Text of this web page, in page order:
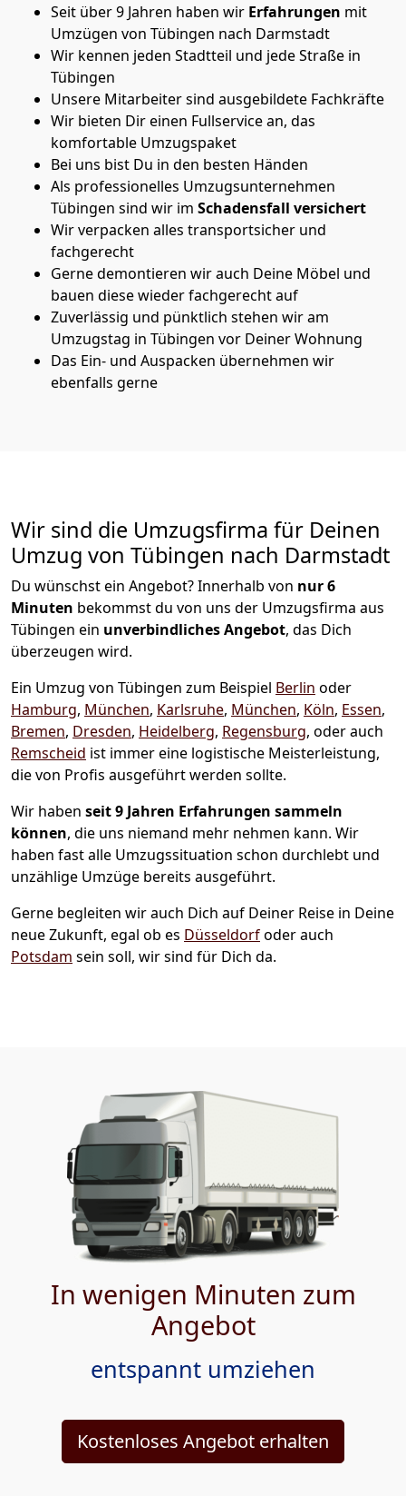
Seit über 9 Jahren haben wir Erfahrungen mit
Umzügen von Tübingen nach Darmstadt
Wir kennen jeden Stadtteil und jede Straße in
Tübingen
Unsere Mitarbeiter sind ausgebildete Fachkräfte
Wir bieten Dir einen Fullservice an, das
komfortable Umzugspaket
Bei uns bist Du in den besten Händen
Als professionelles Umzugsunternehmen
Tübingen sind wir im Schadensfall versichert
Wir verpacken alles transportsicher und
fachgerecht
Gerne demontieren wir auch Deine Möbel und
bauen diese wieder fachgerecht auf
Zuverlässig und pünktlich stehen wir am
Umzugstag in Tübingen vor Deiner Wohnung
Das Ein- und Auspacken übernehmen wir
ebenfalls gerne
Wir sind die Umzugsfirma für Deinen
Umzug von Tübingen nach Darmstadt
Du wünschst ein Angebot? Innerhalb von nur 6
Minuten bekommst du von uns der Umzugsfirma aus
Tübingen ein unverbindliches Angebot, das Dich
überzeugen wird.
Ein Umzug von Tübingen zum Beispiel Berlin oder
Hamburg, München, Karlsruhe, München, Köln, Essen,
Bremen, Dresden, Heidelberg, Regensburg, oder auch
Remscheid ist immer eine logistische Meisterleistung,
die von Profis ausgeführt werden sollte.
Wir haben seit9 Jahren Erfahrungen sammeln
können, die uns niemand mehr nehmen kann. Wir
haben fast alle Umzugssituation schon durchlebt und
unzählige Umzüge bereits ausgeführt.
Gerne begleiten wir auch Dich auf Deiner Reise in Deine
neue Zukunft, egal ob es Düsseldorfoder auch
Potsdam sein soll, wir sind für Dich da.
In wenigen Minuten zum
Angebot
entspannt umziehen
Kostenloses Angebot erhalten